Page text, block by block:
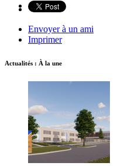
Envoyer à un ami
Imprimer
Actualités : À la une